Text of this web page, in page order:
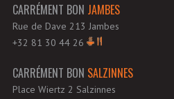
CARRÉMENT BON JAMBES
Rue de Dave 213 Jambes
+32 81 30 44 26
CARRÉMENT BON SALZINNES
Place Wiertz 2 Salzinnes